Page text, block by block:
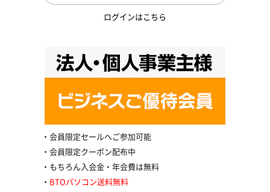
ログインはこちら
会員限定セールへご参加可能
会員限定クーポン配布中
もちろん入会金・年会費は無料
BTOパソコン送料無料